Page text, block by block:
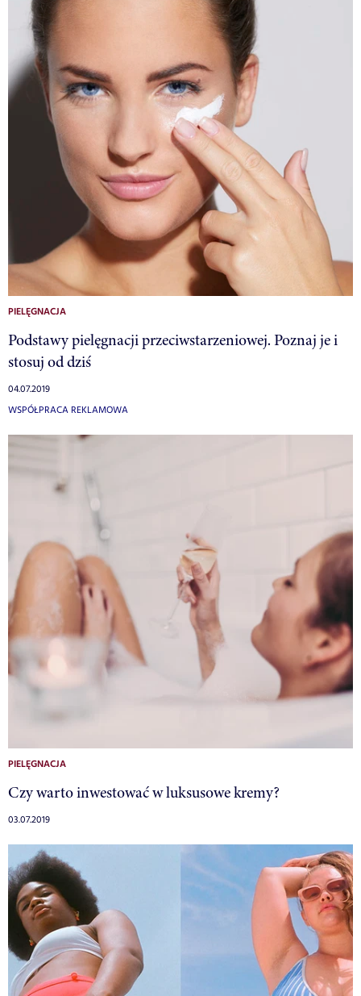
PIELĘGNACJA
Podstawy pielęgnacji przeciwstarzeniowej. Poznaj je i
stosuj od dziś
04.07.2019
WSPÓŁPRACA REKLAMOWA
PIELĘGNACJA
Czy warto inwestować w luksusowe kremy?
03.07.2019